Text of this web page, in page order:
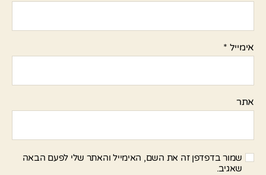
אימייל *
אתר
שמור בדפדפן זה את השם, האימייל והאתר שלי לפעם הבאה
שאגיב.